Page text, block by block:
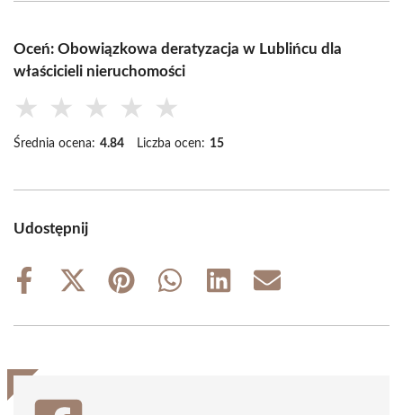
Oceń: Obowiązkowa deratyzacja w Lublińcu dla
właścicieli nieruchomości
★ ★ ★ ★ ★
Średnia ocena: 4.84 Liczba ocen: 15
Udostępnij
Share
Share
(Twitter)
Share
Share
Share
Share